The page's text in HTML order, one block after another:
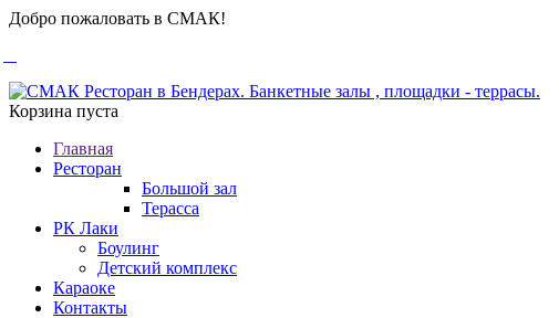
Добро пожаловать в СМАК!
Корзина пуста
Главная
Ресторан
Большой зал
Терасса
РК Лаки
Боулинг
Детский комплекс
Караоке
Контакты